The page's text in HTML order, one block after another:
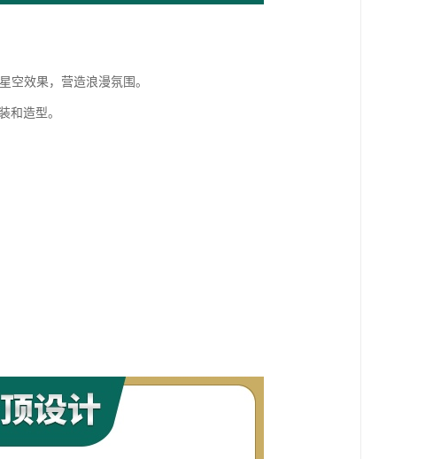
空效果，营造浪漫氛围。
和造型。